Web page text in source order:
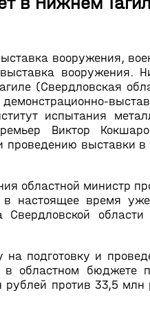
вооружения,
вооружения.
(Свердловская
испытания
Виктор
проведению выставки в
областной министр
настоящее время уже
Свердловской
подготовку и
областном бюджете
рублей против 33,5